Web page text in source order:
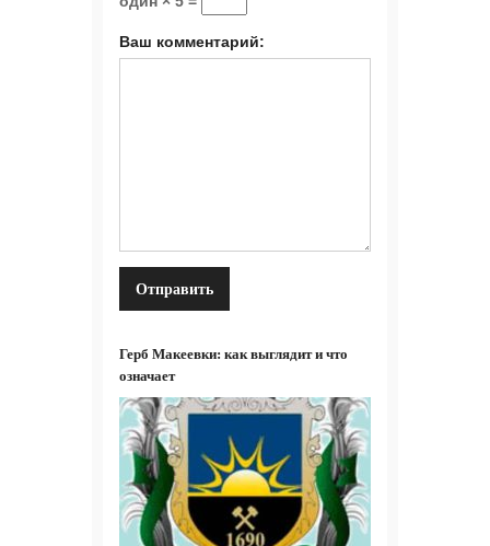
Ваш комментарий:
Герб Макеевки: как выглядит и что
означает